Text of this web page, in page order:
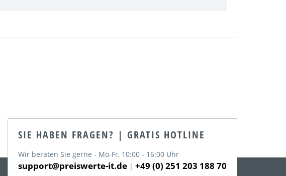
SIE HABEN FRAGEN? | GRATIS HOTLINE
Wir beraten Sie gerne - Mo-Fr, 10:00 - 16:00 Uhr
support@preiswerte-it.de | +49 (0) 251 203 188 70